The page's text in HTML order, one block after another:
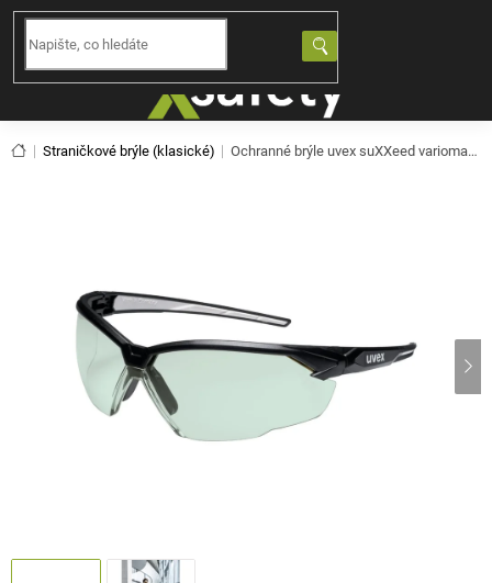
Přejít
obsah
Domů
Straničkové brýle (klasické) Ochranné brýle uvex suXXeed variomatic 9181880